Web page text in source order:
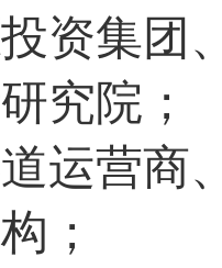
资集团
究院；
运营商
；